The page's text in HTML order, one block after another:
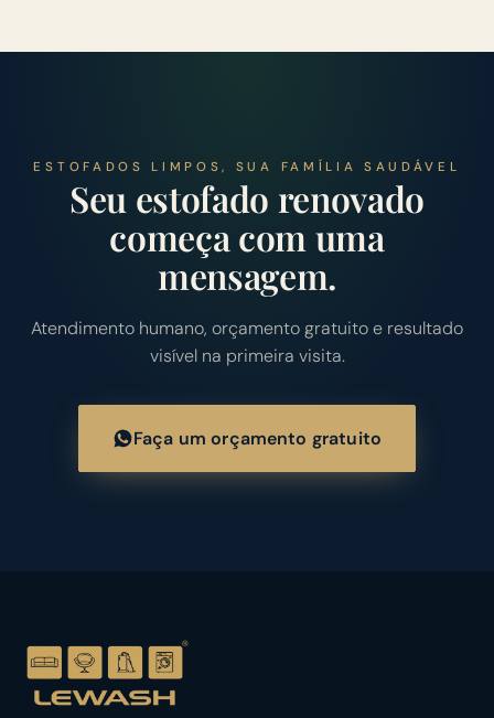
ESTOFADOS LIMPOS, SUA FAMÍLIA SAUDÁVEL
Seu estofado renovado
começa com uma
mensagem.
Atendimento humano, orçamento gratuito e resultado
visível na primeira visita.
Faça um orçamento gratuito